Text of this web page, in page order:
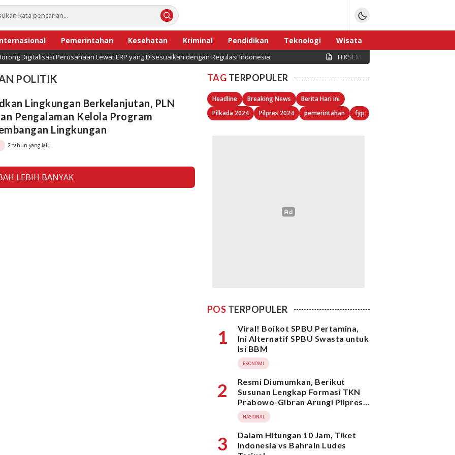
Pemerintahan Kesehatan Kriminal Pendidikan Teknologi
Wisata
Sport
Digitalisasi Perusahaan Lewat ERP yang Disesuaikan dengan Regulasi Indonesia HIKSEMI Perkuat Infrastruktur Data
POLITIK
Lingkungan Berkelanjutan, PLN
Pengalaman Kelola Program
Lingkungan
2 tahun yang lalu
LEBIH BANYAK
TAG TERPOPULER
Headline Breaking News
Berita Hari ini
Pilkada 2024
Pilpres 2024 pemerintahan fyp
POS TERPOPULER
1
Viral! Boikot SPBU Pertamina,
Ini Alternatif SPBU Swasta untuk
Isi BBM
EKONOMI
2
Resmi Diumumkan, Berikut
Susunan Lengkap Formasi TKN
Prabowo-Gibran Arungi Pilpres
2024, Ada Ridwan Kamil hingga
Suami Yenny Wahid
NASIONAL
3
Dalam Hitungan 10 Jam, Tiket
Indonesia vs Bahrain Ludes